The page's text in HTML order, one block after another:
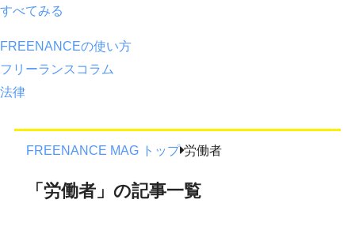
すべてみる
FREENANCEの使い方
フリーランスコラム
法律
FREENANCE MAG トップ 労働者
「労働者」の記事一覧